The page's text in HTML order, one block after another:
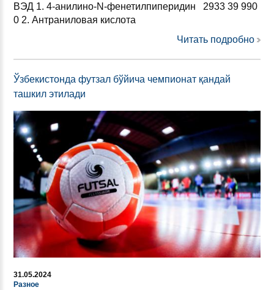
ВЭД 1. 4-анилино-N-фенетилпиперидин 2933 39 990
0 2. Антраниловая кислота
Читать подробно
Ўзбекистонда футзал бўйича чемпионат қандай
ташкил этилади
31.05.2024
Разное